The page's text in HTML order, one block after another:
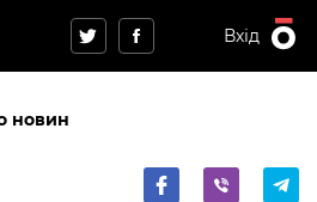
Вхід
новин